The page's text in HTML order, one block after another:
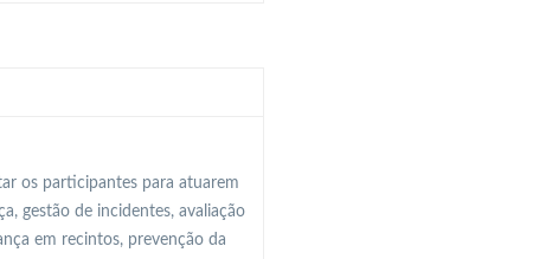
os participantes para atuarem
gestão de incidentes, avaliação
em recintos, prevenção da